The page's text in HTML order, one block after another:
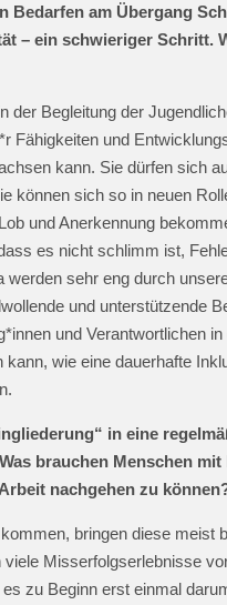
Bedarfen am Übergang
– ein schwieriger Schritt.
der Begleitung der
Fähigkeiten und
kann. Sie dürfen sich
können sich so in neuen
und Anerkennung
es nicht schlimm ist,
sehr eng durch
und unterstützende
und Verantwortlichen
wie eine dauerhafte
in eine
brauchen Menschen mit
nachgehen zu
bringen diese meist
Misserfolgserlebnisse
zu Beginn erst einmal